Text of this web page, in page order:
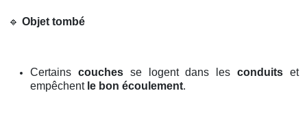
🔹 Objet tombé
Certains couchesse logent dans lesconduits et
empêchent le bon écoulement.